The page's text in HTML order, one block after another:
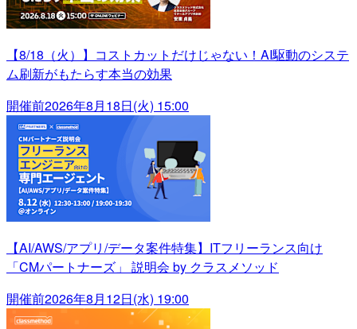
【8/18（火）】コストカットだけじゃない！AI駆動のシステ
ム刷新がもたらす本当の効果
開催前2026年8月18日(火) 15:00
【AI/AWS/アプリ/データ案件特集】ITフリーランス向け
「CMパートナーズ」 説明会 by クラスメソッド
開催前2026年8月12日(水) 19:00